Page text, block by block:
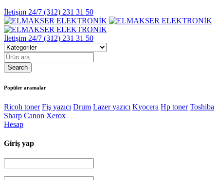
İletişim 24/7 (312) 231 31 50
İletişim 24/7 (312) 231 31 50
Popüler aramalar
Ricoh toner Fiş yazıcı Drum Lazer yazıcı Kyocera Hp toner Toshiba
Sharp Canon Xerox
Hesap
Giriş yap